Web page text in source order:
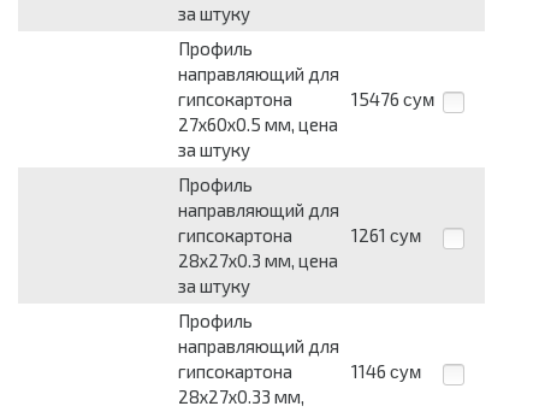
за штуку
Профиль
направляющий для
гипсокартона
27х60х0.5 мм, цена
за штуку
15476 сум
Профиль
направляющий для
гипсокартона
28х27х0.3 мм, цена
за штуку
1261 сум
Профиль
направляющий для
гипсокартона
28х27х0.33 мм,
1146 сум